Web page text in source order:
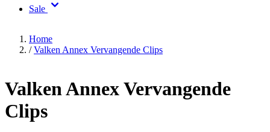
Sale
Home
/ Valken Annex Vervangende Clips
Valken Annex Vervangende
Clips